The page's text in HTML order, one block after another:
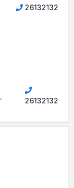
26132132
26132132